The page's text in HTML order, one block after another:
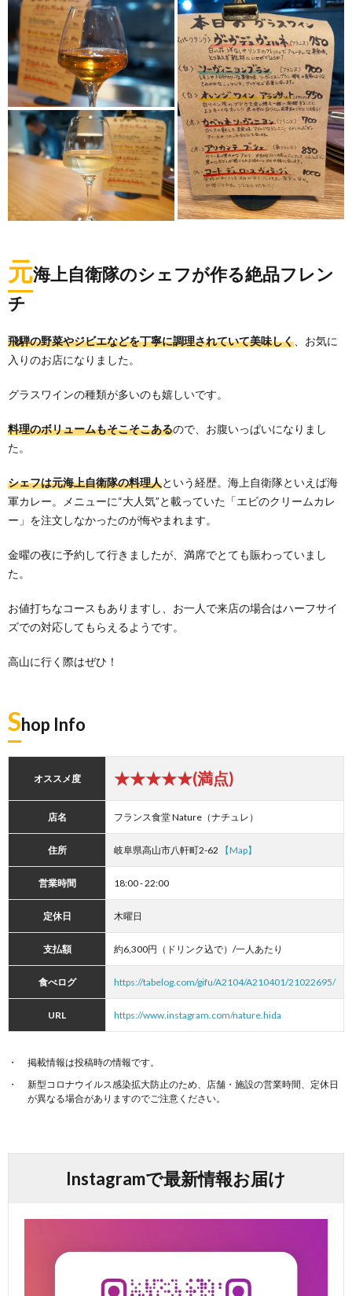
元海上自衛隊のシェフが作る絶品フレン
チ
飛騨の野菜やジビエなどを丁寧に調理されていて美味しく 、お気に
入りのお店になりました。
グラスワインの種類が多いのも嬉しいです。
料理のボリュームもそこそこあるので、お腹いっぱいになりまし
た。
シェフは元海上自衛隊の料理人という経歴。海上自衛隊といえば海
軍カレー。メニューに“大人気”と載っていた「エビのクリームカレ
ー」を注文しなかったのが悔やまれます。
金曜の夜に予約して行きましたが、満席でとても賑わっていまし
た。
お値打ちなコースもありますし、お一人で来店の場合はハーフサイ
ズでの対応してもらえるようです。
高山に行く際はぜひ！
Shop Info
オススメ度 ★★★★★(満点)
店名 フランス食堂 Nature（ナチュレ）
住所 岐阜県高山市八軒町2-62 【Map】
営業時間 18:00 - 22:00
定休日 木曜日
支払額 約6,300円（ドリンク込で）/一人あたり
食べログ https://tabelog.com/gifu/A2104/A210401/21022695/
URL https://www.instagram.com/nature.hida
掲載情報は投稿時の情報です。
新型コロナウイルス感染拡大防止のため、店舗・施設の営業時間、定休日
が異なる場合がありますのでご注意ください。
Instagramで最新情報お届け